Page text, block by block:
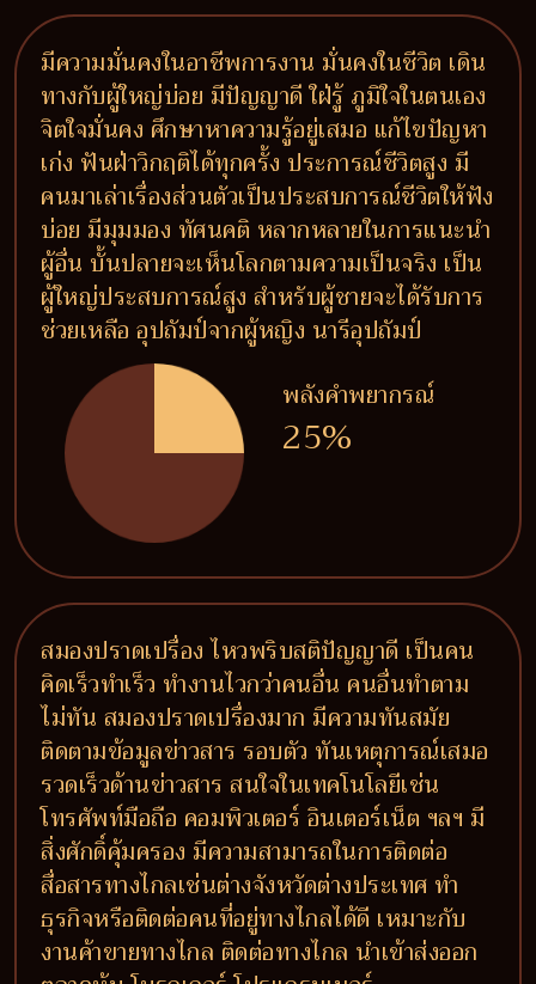
มีความมั่นคงในอาชีพการงาน มั่นคงในชีวิต เดิน
ทางกับผู้ใหญ่บ่อย มีปัญญาดี ใฝ่รู้ ภูมิใจในตนเอง
จิตใจมั่นคง ศึกษาหาความรู้อยู่เสมอ แก้ไขปัญหา
เก่ง ฟันฝ่าวิกฤติได้ทุกครั้ง ประการณ์ชีวิตสูง มี
คนมาเล่าเรื่องส่วนตัวเป็นประสบการณ์ชีวิตให้ฟัง
บ่อย มีมุมมอง ทัศนคติ หลากหลายในการแนะนำ
ผู้อื่น บั้นปลายจะเห็นโลกตามความเป็นจริง เป็น
ผู้ใหญ่ประสบการณ์สูง สำหรับผู้ชายจะได้รับการ
ช่วยเหลือ อุปถัมป์จากผู้หญิง นารีอุปถัมป์
พลังคำพยากรณ์
25%
สมองปราดเปรื่อง ไหวพริบสติปัญญาดี เป็นคน
คิดเร็วทำเร็ว ทำงานไวกว่าคนอื่น คนอื่นทำตาม
ไม่ทัน สมองปราดเปรื่องมาก มีความทันสมัย
ติดตามข้อมูลข่าวสาร รอบตัว ทันเหตุการณ์เสมอ
รวดเร็วด้านข่าวสาร สนใจในเทคโนโลยีเช่น
โทรศัพท์มือถือ คอมพิวเตอร์ อินเตอร์เน็ต ฯลฯ มี
สิ่งศักดิ์คุ้มครอง มีความสามารถในการติดต่อ
สื่อสารทางไกลเช่นต่างจังหวัดต่างประเทศ ทำ
ธุรกิจหรือติดต่อคนที่อยู่ทางไกลได้ดี เหมาะกับ
งานค้าขายทางไกล ติดต่อทางไกล นำเข้าส่งออก